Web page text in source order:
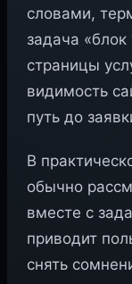
словами,
задача «блок
страницы
видимость
путь до
В
обычно
вместе с
приводит
снять